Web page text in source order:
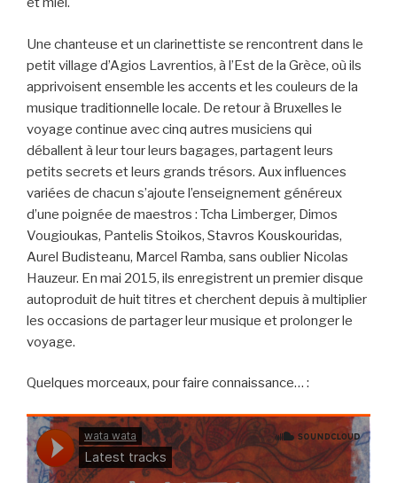
Une chanteuse et un clarinettiste se rencontrent dans le
petit village d’Agios Lavrentios, à l’Est de la Grèce, où ils
apprivoisent ensemble les accents et les couleurs de la
musique traditionnelle locale. De retour à Bruxelles le
voyage continue avec cinq autres musiciens qui
déballent à leur tour leurs bagages, partagent leurs
petits secrets et leurs grands trésors. Aux influences
variées de chacun s’ajoute l’enseignement généreux
d’une poignée de maestros : Tcha Limberger, Dimos
Vougioukas, Pantelis Stoikos, Stavros Kouskouridas,
Aurel Budisteanu, Marcel Ramba, sans oublier Nicolas
Hauzeur. En mai 2015, ils enregistrent un premier disque
autoproduit de huit titres et cherchent depuis à multiplier
les occasions de partager leur musique et prolonger le
voyage.
Quelques morceaux, pour faire connaissance… :